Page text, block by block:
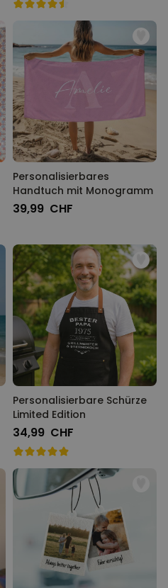
Personalisierbares
Handtuch mit Monogramm
39,99 CHF
Personalisierbare Schürze
Limited Edition
34,99 CHF